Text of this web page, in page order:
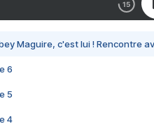
Maguire, c'est lui ! Rencontre
6
5
4